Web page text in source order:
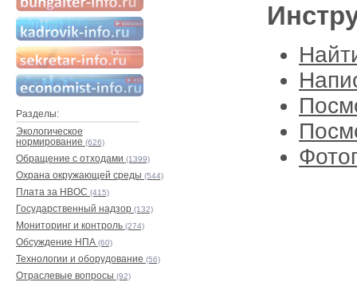
Разделы:
Экологическое
нормирование (626)
Обращение с отходами (1399)
Охрана окружающей среды (544)
Плата за НВОС (415)
Государственный надзор (132)
Мониторинг и контроль (274)
Обсуждение НПА (60)
Технологии и оборудование (56)
Отраслевые вопросы (92)